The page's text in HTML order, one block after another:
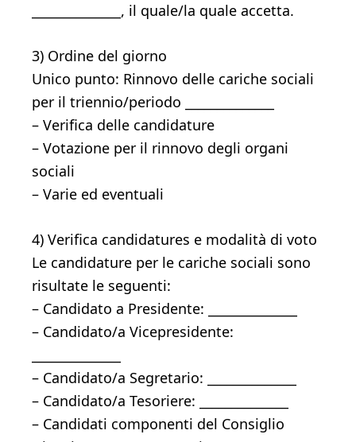
______________, il quale/la quale accetta.
3) Ordine del giorno
Unico punto: Rinnovo delle cariche sociali
per il triennio/periodo ______________
– Verifica delle candidature
– Votazione per il rinnovo degli organi
sociali
– Varie ed eventuali
4) Verifica candidatures e modalità di voto
Le candidature per le cariche sociali sono
risultate le seguenti:
– Candidato a Presidente: ______________
– Candidato/a Vicepresidente:
– Candidato/a Segretario: ______________
– Candidato/a Tesoriere: ______________
– Candidati componenti del Consiglio